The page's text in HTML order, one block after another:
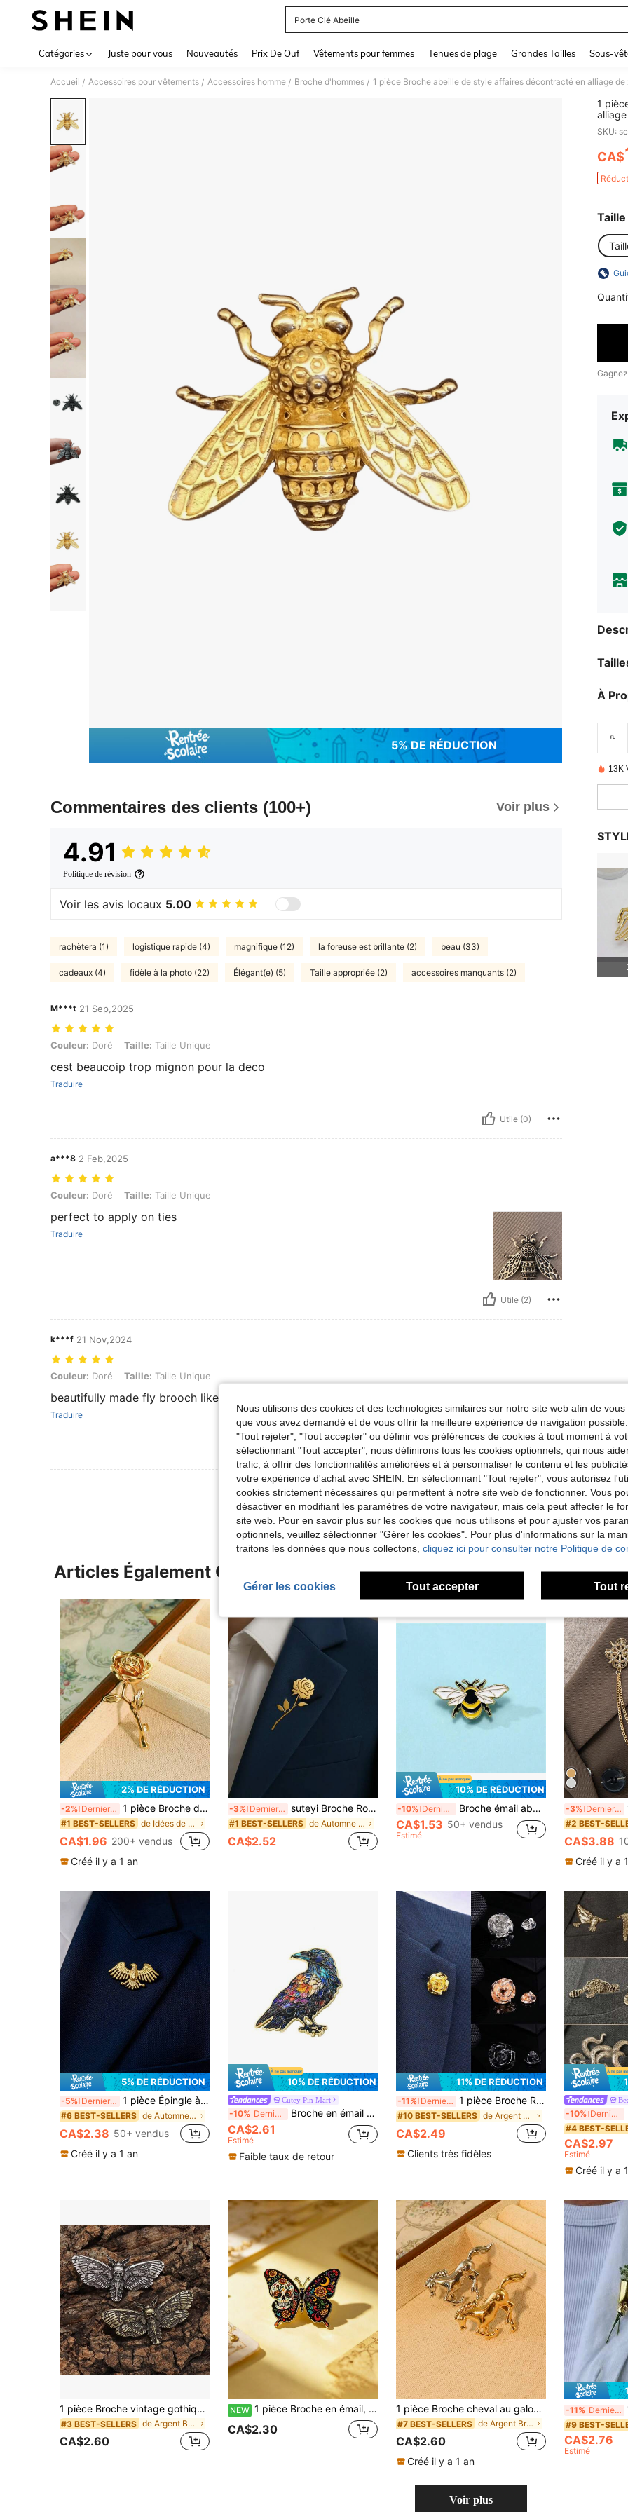
Porte Clé Abeille
Catégories Juste pour vous Nouveautés Prix De Ouf Vêtements pour femmes Tenues de plage Grandes Tailles Sous-
Accueil / Accessoires pour vêtements / Accessoires homme / Broche d'hommes /
5% DE RÉDUCTION
Commentaires des clients (100+) Voir plus
4.91
Politique de révision
Voir les avis locaux 5.00
rachètera (1) logistique rapide (4) magnifique (12) la foreuse est brillante (2) beau (33)
cadeaux (4) fidèle à la photo (22) Élégant(e) (5) Taille appropriée (2) accessoires manquants (2)
M***t 21 Sep,2025
Couleur: Doré, Taille: Taille Unique
Couleur: Doré Taille: Taille Unique
cest beaucoip trop mignon pour la deco
Traduire
Utile (0)
a***8 2 Feb,2025
Couleur: Doré, Taille: Taille Unique
Couleur: Doré Taille: Taille Unique
perfect to apply on ties
Traduire
Utile (2)
k***f 21 Nov,2024
Couleur: Doré, Taille: Taille Unique
Couleur: Doré Taille: Taille Unique
beautifully made fly brooch like real. same as the picture
Traduire
Utile (2)
Voir Plus D'avis
1
SKU:
CA$
Taille
À
13K
Articles Également Consultés
2% DE RÉDUCTION
-2% Derniers 3 jours 1 pièce Broche décorative de forme florale minimaliste, convenant pour le port quotidien des hommes, épingle de revers fleur de rose
#1 BEST-SELLERS de Idées de tenues de Tea Party Broches pour homme
CA$1.96 200+ vendus
Créé il y a 1 an
-3% Derniers 3 jours suteyi Broche Rose en Acier Inoxydable : Accessoire Floral Élégant pour Revers
#1 BEST-SELLERS de Automne élégant Broche pour homme
CA$2.52
10% DE RÉDUCTION
-10% Derniers 3 jours Broche émail abeille de dessin animé, broche décorative personnalisée, épinglette, broche de sac, bijou cadeau broche
CA$1.53 50+ vendus
Estimé
-3% Derniers 3 jours
#2 BEST-
CA$3.88
Créé il y a
5% DE RÉDUCTION
-5% Derniers 3 jours 1 pièce Épingle à cravate en acier inoxydable Aigle & Colombe de la Paix pour élite d'affaires, Broche Colombe de la Paix, Broche Badge Symbole de Pouvoir Vintage, Broche Dorée, Broche pour Marié, Accessoire de Mode Formel pour Homme, Cadeau pour la Fête des Pères, Cadeau de Mariage
#6 BEST-SELLERS de Automne vintage Broche pour homme
CA$2.38 50+ vendus
Créé il y a 1 an
10% DE RÉDUCTION
Cutey Pin Mart
-10% Derniers 3 jours Broche en émail de corbeau, broche décorative de dinosaure à la mode, badge, épingle de revers, accessoire de sac, bijou, cadeau
CA$2.61
Estimé
Faible taux de retour
11% DE RÉDUCTION
-11% Derniers 3 jours 1 pièce Broche Rose Premium Élégante, Accessoire de Décoration de Revers de Mode pour Homme, Convient pour le Port Quotidien
#10 BEST-SELLERS de Argent Broches pour hommes
CA$2.49
Clients très fidèles
-10% Derniers 3 jours
#4 BEST-
CA$2.97
Estimé
Créé il y a
1 pièce Broche vintage gothique crâne et papillon, convient comme accessoire de mode pour hommes bikers punk rock
#3 BEST-SELLERS de Argent Broches pour hommes
CA$2.60
NEW 1 pièce Broche en émail, décoration style folklorique mexicain rétro avec motif de crâne de sucre, fleurs et papillon, accessoire idéal pour Halloween et le Jour des Morts
CA$2.30
1 pièce Broche cheval au galop esprit minimaliste rétro, accessoire décoratif pour vêtements en alliage, épingle de revers cheval 3D
#7 BEST-SELLERS de Argent Broches pour hommes
CA$2.60
Créé il y a 1 an
-11% Derniers 3 jours
#9 BEST-
CA$2.76
Estimé
Voir plus
Nous utilisons des cookies et des technologies similaires sur notre site web afin de
que vous avez demandé et de vous offrir la meilleure expérience de navigation
"Tout rejeter", "Tout accepter" ou définir vos préférences de cookies à tout moment à
sélectionnant "Tout accepter", nous définirons tous les cookies optionnels, qui nous
trafic, à offrir des fonctionnalités améliorées et à personnaliser le contenu et les
votre expérience d'achat avec SHEIN. En sélectionnant "Tout rejeter", vous autorisez
cookies strictement nécessaires qui permettent à notre site web de fonctionner. Vous
désactiver en modifiant les paramètres de votre navigateur, mais cela peut affecter le
site web. Pour en savoir plus sur les cookies que nous utilisons et pour ajuster vos
optionnels, veuillez sélectionner "Gérer les cookies". Pour plus d'informations sur la
traitons les données que nous collectons, cliquez ici pour consulter notre Politique de
Gérer les cookies Tout accepter Tout